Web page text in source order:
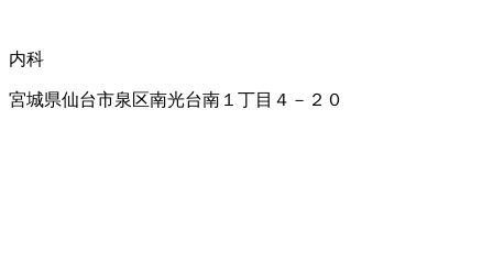
内科
宮城県仙台市泉区南光台南１丁目４－２０